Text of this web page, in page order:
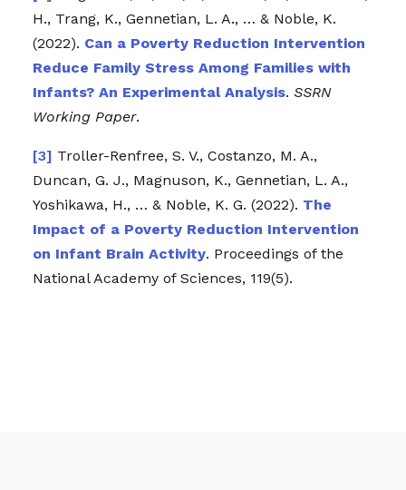
H., Trang, K., Gennetian, L. A., … & Noble, K.
(2022). Can a Poverty Reduction Intervention
Reduce Family Stress Among Families with
Infants? An Experimental Analysis. SSRN
Working Paper.
Troller-Renfree, S. V., Costanzo, M. A.,
Duncan, G. J., Magnuson, K., Gennetian, L. A.,
Yoshikawa, H., … & Noble, K. G. (2022). The
Impact of a Poverty Reduction Intervention
on Infant Brain Activity. Proceedings of the
National Academy of Sciences, 119(5).